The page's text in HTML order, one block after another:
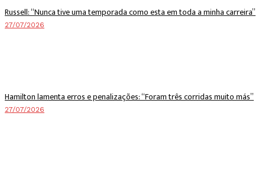
Russell: “Nunca tive uma temporada como esta em toda a minha carreira”
27/07/2026
Hamilton lamenta erros e penalizações: “Foram três corridas muito más”
27/07/2026